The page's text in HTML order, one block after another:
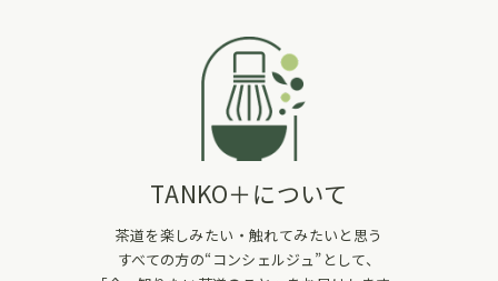
TANKO＋について
茶道を楽しみたい・触れてみたいと思う
すべての方の“コンシェルジュ”として、